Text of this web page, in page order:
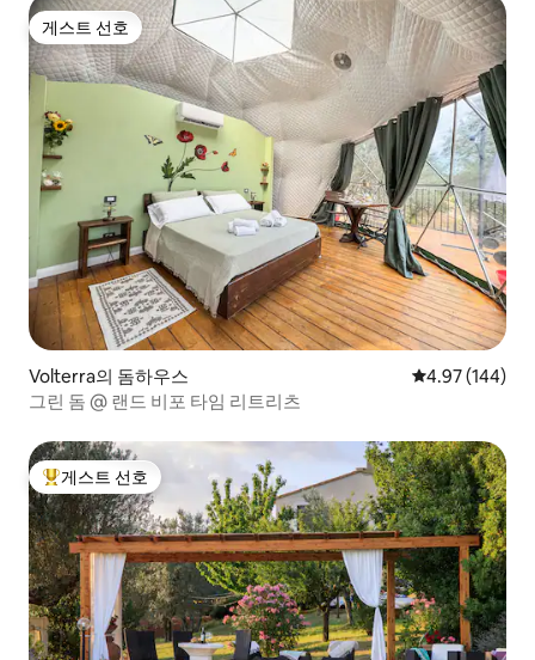
게스트 선호
게스트 선호
Volterra의 돔하우스 평점 4.97점(5
4.97 (144)
그린 돔 @ 랜드 비포 타임 리트리츠
상위 게스트 선호
게스트 선호